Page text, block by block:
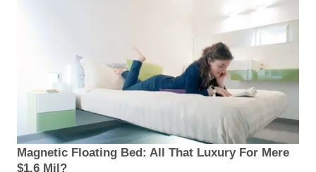
Magnetic Floating Bed: All That Luxury For Mere
$1.6 Mil?